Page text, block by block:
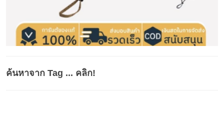
ค้นหาจาก Tag ... คลิก!